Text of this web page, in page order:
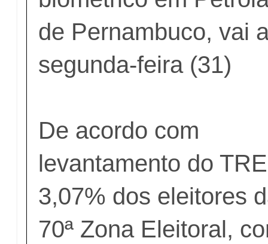
de Pernambuco, vai
segunda-feira (31)
De acordo com
levantamento do
3,07% dos eleitores
70ª Zona Eleitoral,